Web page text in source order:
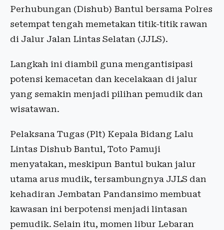
Perhubungan (Dishub) Bantul bersama Polres
setempat tengah memetakan titik-titik rawan
di Jalur Jalan Lintas Selatan (JJLS).
Langkah ini diambil guna mengantisipasi
potensi kemacetan dan kecelakaan di jalur
yang semakin menjadi pilihan pemudik dan
wisatawan.
Pelaksana Tugas (Plt) Kepala Bidang Lalu
Lintas Dishub Bantul, Toto Pamuji
menyatakan, meskipun Bantul bukan jalur
utama arus mudik, tersambungnya JJLS dan
kehadiran Jembatan Pandansimo membuat
kawasan ini berpotensi menjadi lintasan
pemudik. Selain itu, momen libur Lebaran